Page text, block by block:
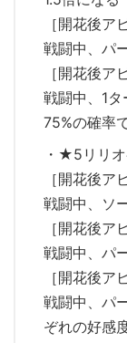
［開花後ア
戦闘中、パ
［開花後ア
戦闘中、1
75%の確率
・★5リリ
［開花後ア
戦闘中、ソ
［開花後ア
戦闘中、パ
［開花後ア
戦闘中、パ
ぞれの好感